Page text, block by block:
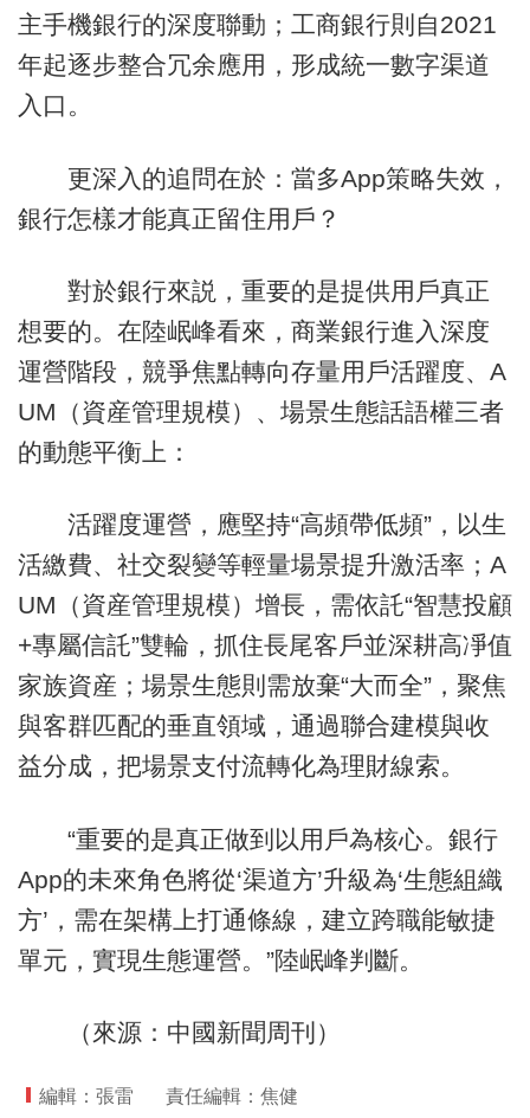
主手機銀行的深度聯動；工商銀行則自2021
年起逐步整合冗余應用，形成統一數字渠道
入口。
更深入的追問在於：當多App策略失效，
銀行怎樣才能真正留住用戶？
對於銀行來説，重要的是提供用戶真正
想要的。在陸岷峰看來，商業銀行進入深度
運營階段，競爭焦點轉向存量用戶活躍度、A
UM（資産管理規模）、場景生態話語權三者
的動態平衡上：
活躍度運營，應堅持“高頻帶低頻”，以生
活繳費、社交裂變等輕量場景提升激活率；A
UM（資産管理規模）增長，需依託“智慧投顧
+專屬信託”雙輪，抓住長尾客戶並深耕高凈值
家族資産；場景生態則需放棄“大而全”，聚焦
與客群匹配的垂直領域，通過聯合建模與收
益分成，把場景支付流轉化為理財線索。
“重要的是真正做到以用戶為核心。銀行
App的未來角色將從‘渠道方’升級為‘生態組織
方’，需在架構上打通條線，建立跨職能敏捷
單元，實現生態運營。”陸岷峰判斷。
（來源：中國新聞周刊）
編輯：張雷 責任編輯：焦健